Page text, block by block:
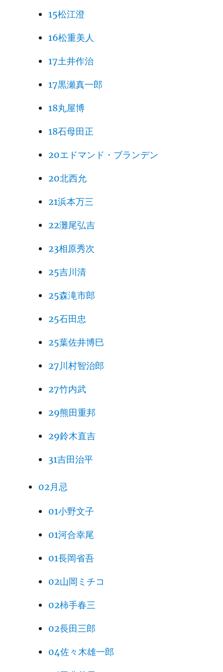
15松江澄
16松重美人
17土井作治
17黒瀬真一郎
18丸屋博
18石母田正
20エドマンド・ブランデン
20北西允
21浜本万三
22灘尾弘吉
23相原秀次
25吉川清
25森滝市郎
25石田忠
25葉佐井博巳
27川村智治郎
27竹内武
29熊田重邦
29鈴木直吉
31吉田治平
02月忌
01小野文子
01河合幸尾
01長岡省吾
02山岡ミチコ
02柿手春三
02長田三郎
04佐々木雄一郎